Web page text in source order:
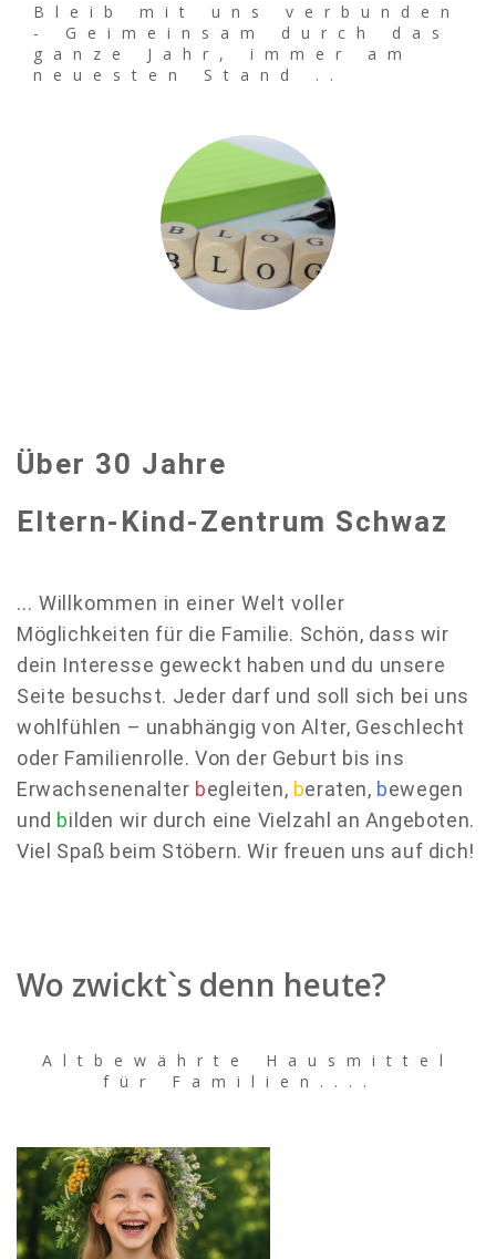
Bleib mit uns verbunden
- Geimeinsam durch das
ganze Jahr, immer am
neuesten Stand ..
Über 30 Jahre
Eltern-Kind-Zentrum Schwaz
... Willkommen in einer Welt voller
Möglichkeiten für die Familie. Schön, dass wir
dein Interesse geweckt haben und du unsere
Seite besuchst. Jeder darf und soll sich bei uns
wohlfühlen – unabhängig von Alter, Geschlecht
oder Familienrolle. Von der Geburt bis ins
Erwachsenenalter begleiten, beraten, bewegen
und bilden wir durch eine Vielzahl an Angeboten.
Viel Spaß beim Stöbern. Wir freuen uns auf dich!
Wo zwickt`s denn heute?
Altbewährte Hausmittel
für Familien....